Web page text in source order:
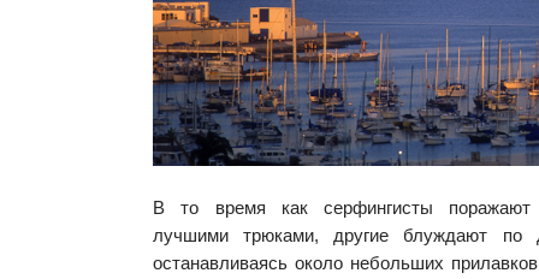
В то время как серфингисты поражают
лучшими трюками, другие блуждают по
останавливаясь около небольших